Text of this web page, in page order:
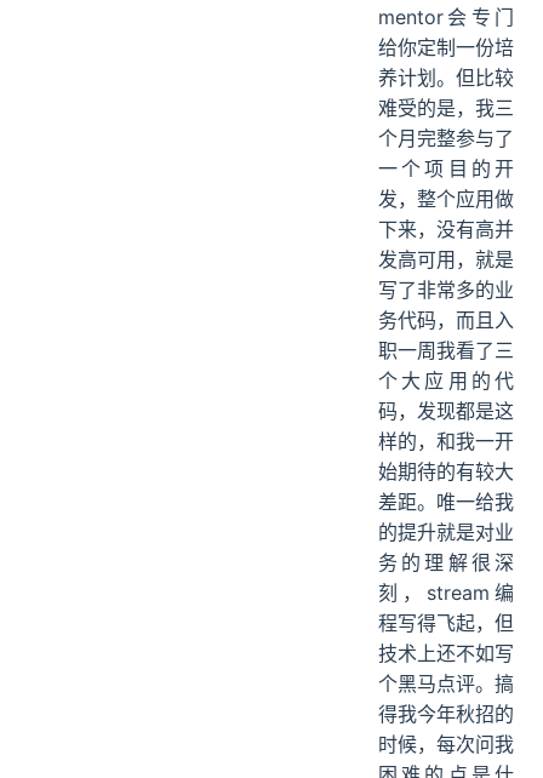
mentor会专门
给你定制一份培
养计划。但比较
难受的是，我三
个月完整参与了
一个项目的开
发，整个应用做
下来，没有高并
发高可用，就是
写了非常多的业
务代码，而且入
职一周我看了三
个大应用的代
码，发现都是这
样的，和我一开
始期待的有较大
差距。唯一给我
的提升就是对业
务的理解很深
刻，stream编
程写得飞起，但
技术上还不如写
个黑马点评。搞
得我今年秋招的
时候，每次问我